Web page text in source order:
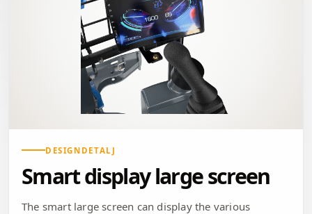
DESIGNDETALJ
Smart display large screen
The smart large screen can display the various